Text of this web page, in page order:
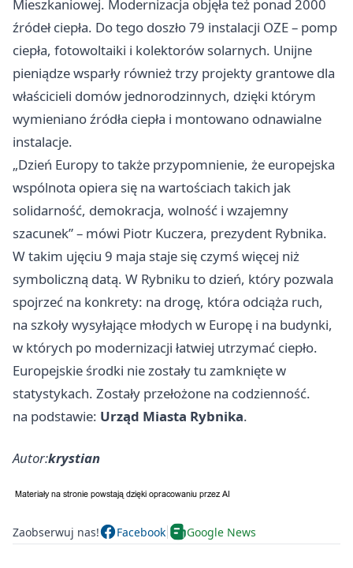
Mieszkaniowej. Modernizacja objęła też ponad 2000
źródeł ciepła. Do tego doszło 79 instalacji OZE – pomp
ciepła, fotowoltaiki i kolektorów solarnych. Unijne
pieniądze wsparły również trzy projekty grantowe dla
właścicieli domów jednorodzinnych, dzięki którym
wymieniano źródła ciepła i montowano odnawialne
instalacje.
„Dzień Europy to także przypomnienie, że europejska
wspólnota opiera się na wartościach takich jak
solidarność, demokracja, wolność i wzajemny
szacunek” – mówi Piotr Kuczera, prezydent Rybnika.
W takim ujęciu 9 maja staje się czymś więcej niż
symboliczną datą. W Rybniku to dzień, który pozwala
spojrzeć na konkrety: na drogę, która odciąża ruch,
na szkoły wysyłające młodych w Europę i na budynki,
w których po modernizacji łatwiej utrzymać ciepło.
Europejskie środki nie zostały tu zamknięte w
statystykach. Zostały przełożone na codzienność.
na podstawie: Urząd Miasta Rybnika.
Autor:krystian
Zaobserwuj nas! Facebook Google News